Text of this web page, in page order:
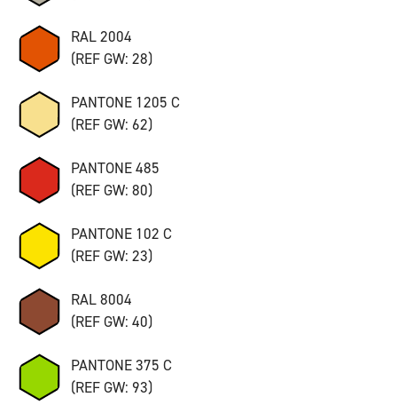
RAL 2004
(REF GW: 28)
PANTONE 1205 C
(REF GW: 62)
PANTONE 485
(REF GW: 80)
PANTONE 102 C
(REF GW: 23)
RAL 8004
(REF GW: 40)
PANTONE 375 C
(REF GW: 93)